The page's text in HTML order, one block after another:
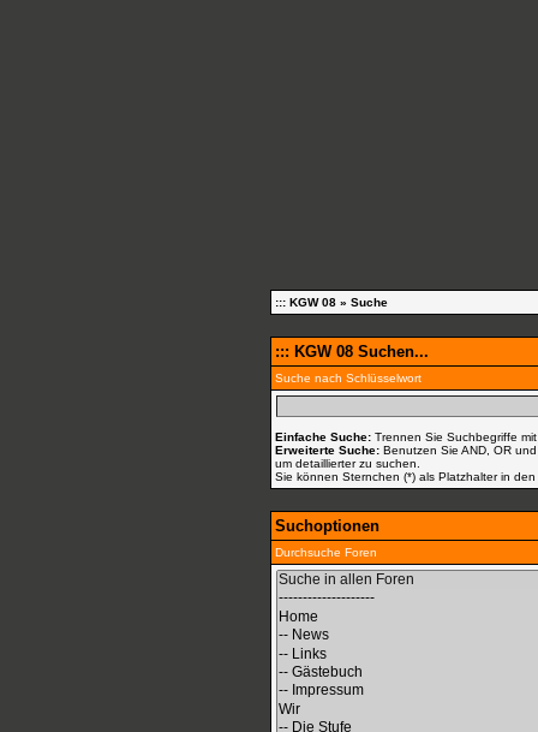
::: KGW 08 » Suche
::: KGW 08 Suchen...
Suche nach Schlüsselwort
Einfache Suche: Trennen Sie Suchbegriffe
Erweiterte Suche: Benutzen Sie AND, OR
um detaillierter zu suchen.
Sie können Sternchen (*) als Platzhalter in
Suchoptionen
Durchsuche Foren